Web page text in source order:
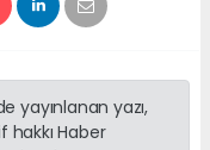
yayınlanan yazı,
Haber